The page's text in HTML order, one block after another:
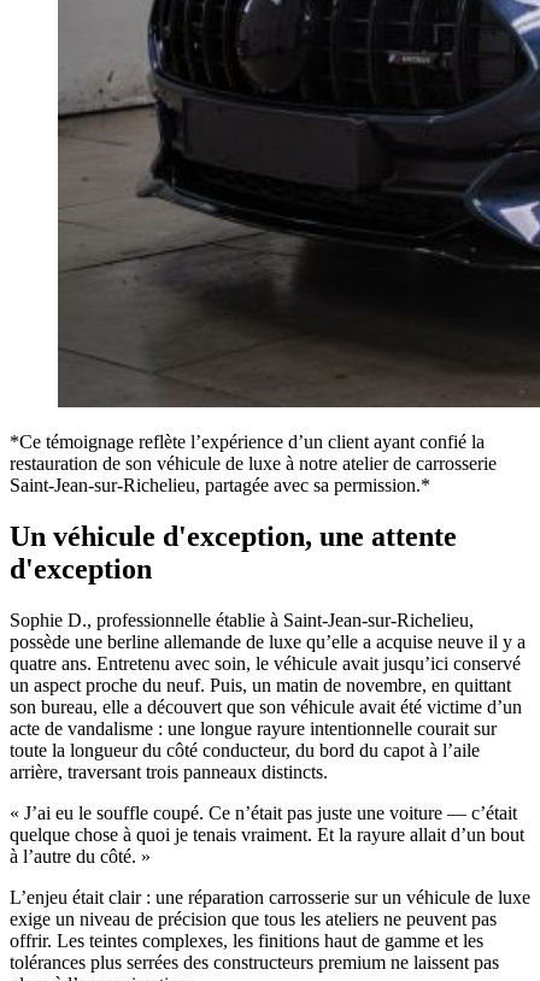
*Ce témoignage reflète l’expérience d’un client ayant confié la
restauration de son véhicule de luxe à notre atelier de carrosserie
Saint-Jean-sur-Richelieu, partagée avec sa permission.*
Un véhicule d'exception, une attente
d'exception
Sophie D., professionnelle établie à Saint-Jean-sur-Richelieu,
possède une berline allemande de luxe qu’elle a acquise neuve il y a
quatre ans. Entretenu avec soin, le véhicule avait jusqu’ici conservé
un aspect proche du neuf. Puis, un matin de novembre, en quittant
son bureau, elle a découvert que son véhicule avait été victime d’un
acte de vandalisme : une longue rayure intentionnelle courait sur
toute la longueur du côté conducteur, du bord du capot à l’aile
arrière, traversant trois panneaux distincts.
« J’ai eu le souffle coupé. Ce n’était pas juste une voiture — c’était
quelque chose à quoi je tenais vraiment. Et la rayure allait d’un bout
à l’autre du côté. »
L’enjeu était clair : une réparation carrosserie sur un véhicule de luxe
exige un niveau de précision que tous les ateliers ne peuvent pas
offrir. Les teintes complexes, les finitions haut de gamme et les
tolérances plus serrées des constructeurs premium ne laissent pas